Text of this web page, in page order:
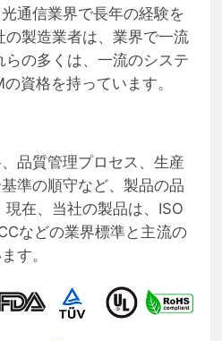
通信業界で長年の経験を
製造業者は、業界で一流
の多くは、一流のシステ
資格を持っています。
品質管理プロセス、生産
準の順守など、製品の品
在、当社の製品は、ISO
などの業界標準と主流の
す。